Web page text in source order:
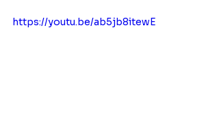
https://youtu.be/ab5jb8itewE